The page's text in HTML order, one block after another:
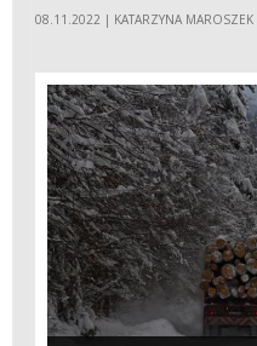
08.11.2022 | KATARZYNA MAROSZEK